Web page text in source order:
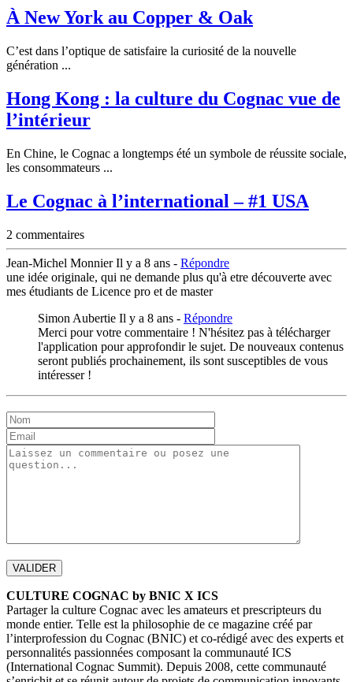
À New York au Copper & Oak
C’est dans l’optique de satisfaire la curiosité de la nouvelle
génération ...
Hong Kong : la culture du Cognac vue de
l’intérieur
En Chine, le Cognac a longtemps été un symbole de réussite sociale,
les consommateurs ...
Le Cognac à l’international – #1 USA
2 commentaires
Jean-Michel Monnier Il y a 8 ans - Répondre
une idée originale, qui ne demande plus qu'à etre découverte avec
mes étudiants de Licence pro et de master
Simon Aubertie Il y a 8 ans - Répondre
Merci pour votre commentaire ! N'hésitez pas à télécharger
l'application pour approfondir le sujet. De nouveaux contenus
seront publiés prochainement, ils sont susceptibles de vous
intéresser !
CULTURE COGNAC by BNIC X ICS
Partager la culture Cognac avec les amateurs et prescripteurs du
monde entier. Telle est la philosophie de ce magazine créé par
l’interprofession du Cognac (BNIC) et co-rédigé avec des experts et
personnalités passionnées composant la communauté ICS
(International Cognac Summit). Depuis 2008, cette communauté